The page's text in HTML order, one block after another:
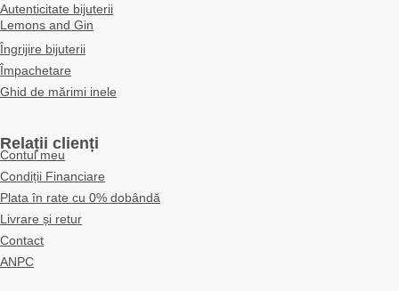
Autenticitate bijuterii
Lemons and Gin
Îngrijire bijuterii
Împachetare
Ghid de mărimi inele
Relații clienți
Contul meu
Condiții Financiare
Plata în rate cu 0% dobândă
Livrare și retur
Contact
ANPC